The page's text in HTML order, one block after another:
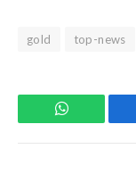
gold top-news
WhatsApp